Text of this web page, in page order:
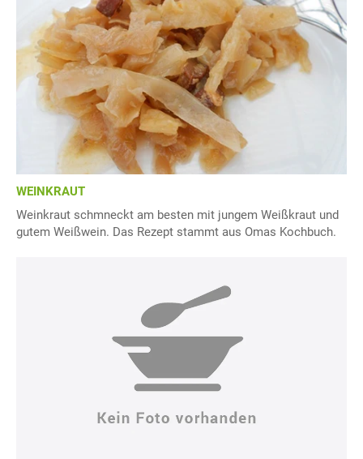
WEINKRAUT
Weinkraut schmneckt am besten mit jungem Weißkraut und
gutem Weißwein. Das Rezept stammt aus Omas Kochbuch.